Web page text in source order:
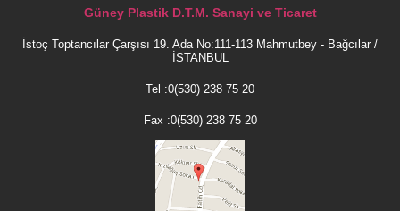
Güney Plastik D.T.M. Sanayi ve Ticaret
İstoç Toptancılar Çarşısı 19. Ada No:111-113 Mahmutbey - Bağcılar /
İSTANBUL
Tel :0(530) 238 75 20
Fax :0(530) 238 75 20